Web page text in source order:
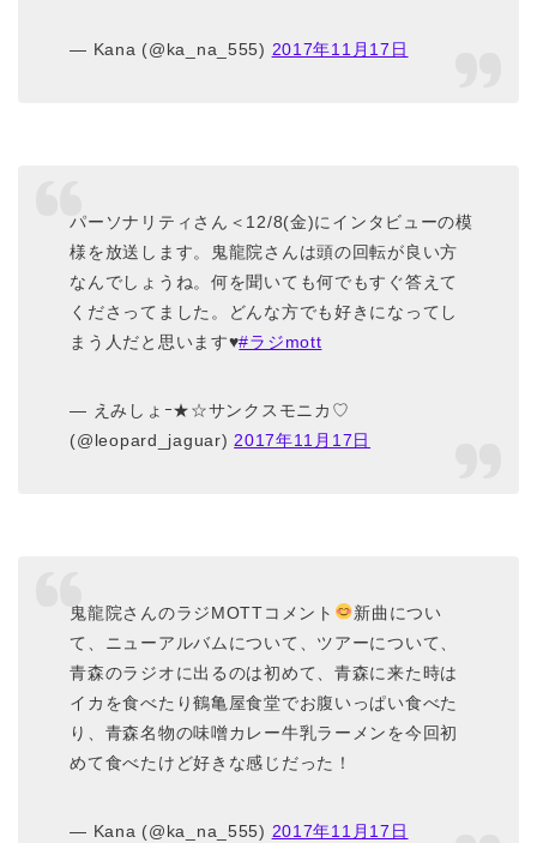
— Kana (@ka_na_555) 2017年11月17日
パーソナリティさん＜12/8(金)にインタビューの模
様を放送します。鬼龍院さんは頭の回転が良い方
なんでしょうね。何を聞いても何でもすぐ答えて
くださってました。どんな方でも好きになってし
まう人だと思います♥#ラジmott
— えみしょｰ★☆サンクスモニカ♡
(@leopard_jaguar) 2017年11月17日
鬼龍院さんのラジMOTTコメント
新曲につい
て、ニューアルバムについて、ツアーについて、
青森のラジオに出るのは初めて、青森に来た時は
イカを食べたり鶴亀屋食堂でお腹いっぱい食べた
り、青森名物の味噌カレー牛乳ラーメンを今回初
めて食べたけど好きな感じだった！
— Kana (@ka_na_555) 2017年11月17日